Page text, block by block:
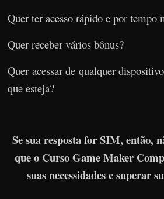
Quer ter acesso rápido e por tempo
Quer receber vários bônus?
Quer acessar de qualquer
que esteja?
Se sua resposta for SIM, então,
que o Curso Game Maker
suas necessidades e superar